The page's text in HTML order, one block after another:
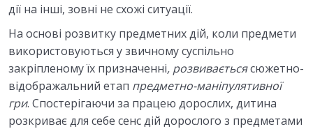
дії на інші, зовні не схожі ситуації.
На основі розвитку предметних дій, коли предмети
використовуються у звичному суспільно
закріпленому їх призначенні, розвиваєтьсясюжетно-
відображальний етап предметно-маніпулятивної
гри. Спостерігаючи за працею дорослих, дитина
розкриває для себе сенс дій дорослого з предметами